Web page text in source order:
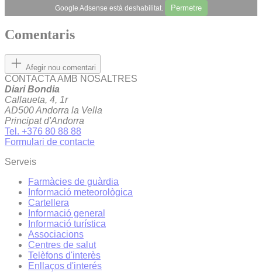
Google Adsense està deshabilitat. Permetre
Comentaris
Afegir nou comentari
CONTACTA AMB NOSALTRES
Diari Bondia
Callaueta, 4, 1r
AD500 Andorra la Vella
Principat d'Andorra
Tel. +376 80 88 88
Formulari de contacte
Serveis
Farmàcies de guàrdia
Informació meteorològica
Cartellera
Informació general
Informació turística
Associacions
Centres de salut
Telèfons d'interès
Enllaços d'interés